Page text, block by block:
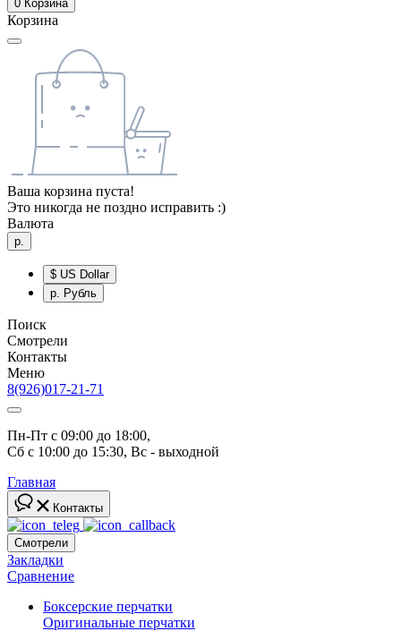
0 Корзина
Корзина
Ваша корзина пуста!
Это никогда не поздно исправить :)
Валюта
р.
$ US Dollar
р. Рубль
Поиск
Смотрели
Контакты
Меню
8(926)017-21-71
Пн-Пт с 09:00 до 18:00,
Сб с 10:00 до 15:30, Вс - выходной
Главная
Контакты
Смотрели
Закладки
Сравнение
Боксерские перчатки
Оригинальные перчатки